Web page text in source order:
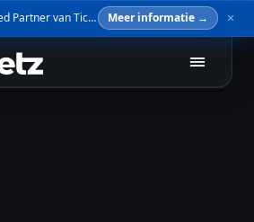
i-Ticketz is nu een Trusted Partner van TicketSwap — verkoop je tickets veilig door. Meer informatie →